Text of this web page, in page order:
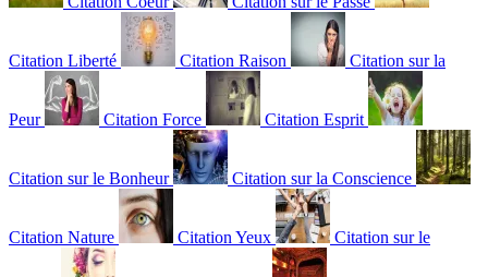
Citation Liberté Citation Raison Citation sur la
Peur Citation Force Citation Esprit
Citation sur le Bonheur Citation sur la Conscience
Citation Nature Citation Yeux Citation sur le